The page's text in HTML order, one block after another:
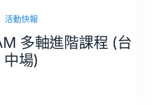
活動快報
多軸進階課程 (台
中場)